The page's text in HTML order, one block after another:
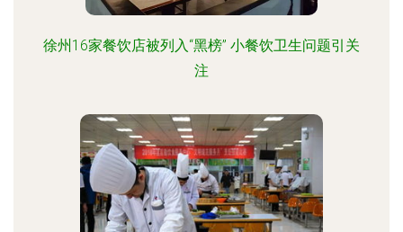
徐州16家餐饮店被列入“黑榜” 小餐饮卫生问题引关
注